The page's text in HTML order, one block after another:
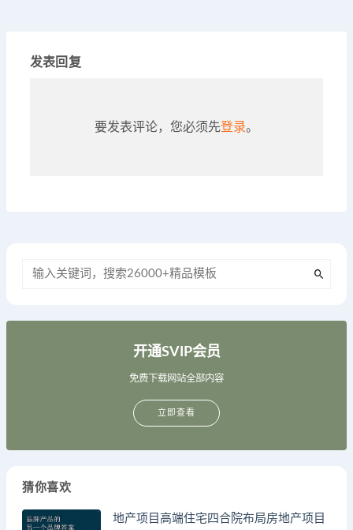
发表回复
要发表评论，您必须先登录。
开通SVIP会员
免费下载网站全部内容
立即查看
猜你喜欢
地产项目高端住宅四合院布局房地产项目